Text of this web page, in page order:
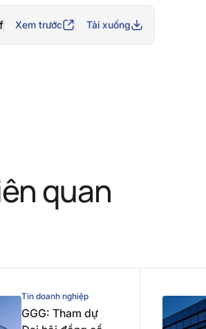
Xem trước Tải xuống
quan
Tin doanh nghiệp
GGG: Tham dự